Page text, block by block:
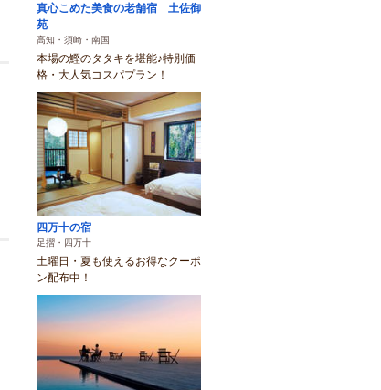
真心こめた美食の老舗宿 土佐御
苑
高知・須崎・南国
本場の鰹のタタキを堪能♪特別価
格・大人気コスパプラン！
四万十の宿
足摺・四万十
土曜日・夏も使えるお得なクーポ
ン配布中！